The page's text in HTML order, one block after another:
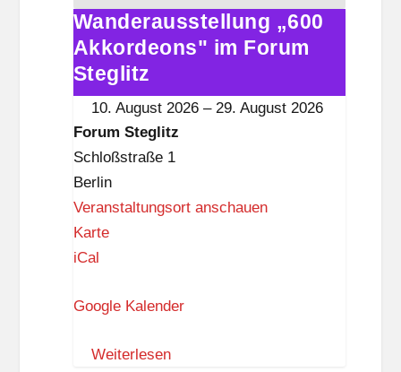
g
i
t
z
Wanderausstellung
„600
Akkordeons"
im
Wanderausstellung „600
Akkordeons" im Forum
Steglitz
10. August 2026 – 29. August 2026
Forum Steglitz
Schloßstraße 1
Berlin
Veranstaltungsort anschauen
KarteF
u
S
iCal
Google Kalender
Weiterlesen